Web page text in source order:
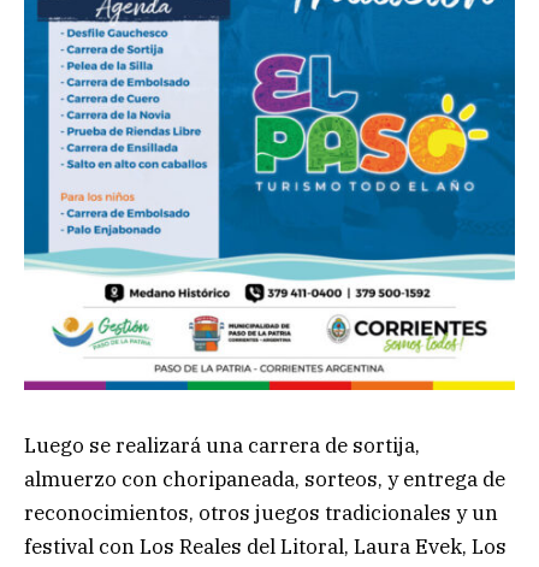
Luego se realizará una carrera de sortija,
almuerzo con choripaneada, sorteos, y entrega de
reconocimientos, otros juegos tradicionales y un
festival con Los Reales del Litoral, Laura Evek, Los